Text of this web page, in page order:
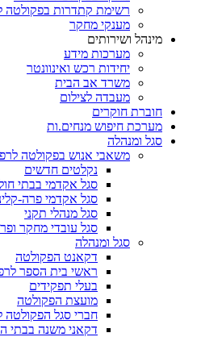
רשימת קתדרות בפקולטה
מענקי מחקר
מינהל ושירותים
מערכות מידע
יחידות רכש ואינוונטר
משרד אב הבית
מעבדה לצילום
חוברת חוקרים
מערכת חיפוש מנחים.ות
סגל ומנהלה
משאבי אנוש בפקולטה
נקלטים חדשים
סגל אקדמי בבתי
סגל אקדמי פרה-
סגל מנהלי תקני
סגל עובדי מחקר
סגל ומנהלה
דקאנט הפקולטה
ראשי בית הספר
בעלי תפקידים
מועצת הפקולטה
חברי סגל הפקולטה
דקאני משנה בבתי